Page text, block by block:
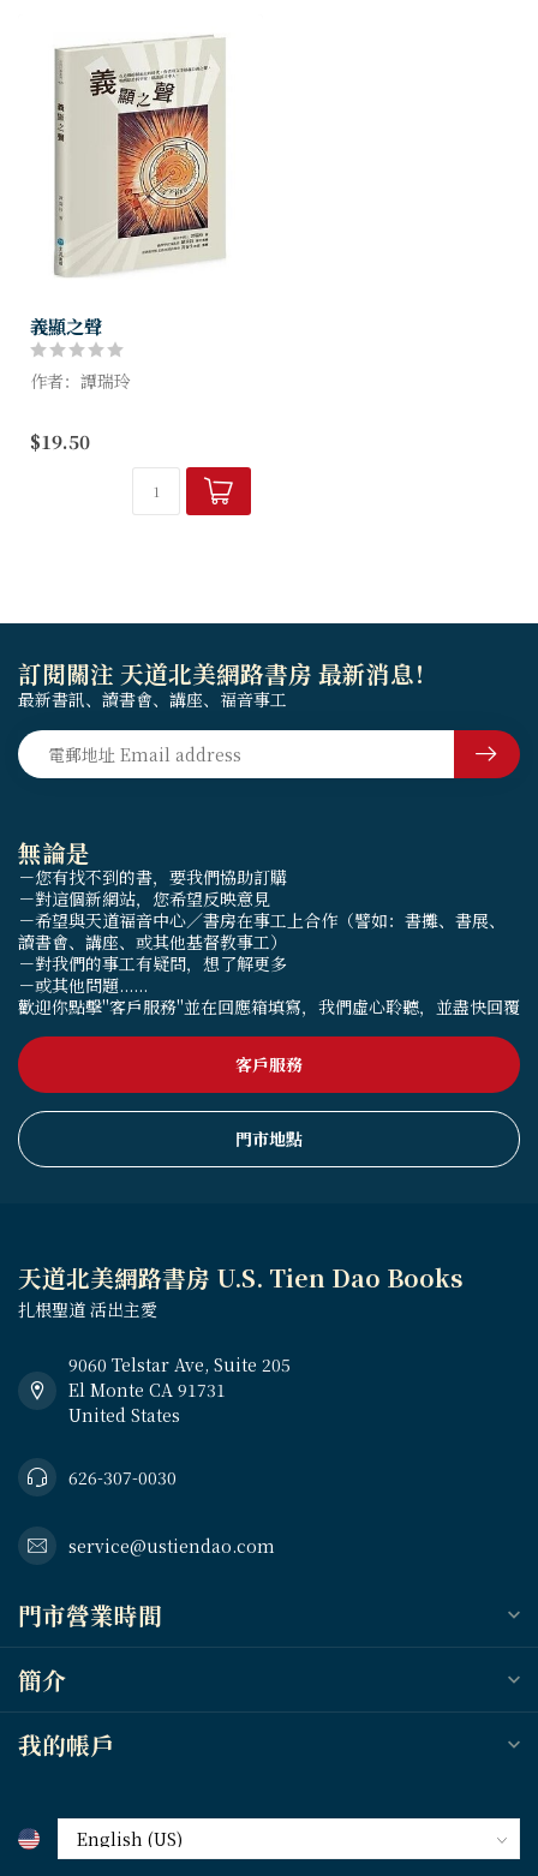
義顯之聲
作者：譚瑞玲
的書，在即將送印之際，執政
掌權的已無法容忍敲鐘者，其
推出的惡法，表面以保障國家
安全為名，實乃要令人人自
$19.50
無論是
－您有找不到的書，要我們協助訂購
－對這個新網站，您希望反映意見
－希望與天道福音中心／書房在事工上合作（譬如：書攤、書展、
讀書會、講座、或其他基督教事工）
－對我們的事工有疑問，想了解更多
－或其他問題......
歡迎你點擊"客戶服務"並在回應箱填寫，我們虛心聆聽，並盡快回覆
客戶服務
門市地點
訂閱關注 天道北美網路書房 最新消息！
最新書訊、讀書會、講座、福音事工
天道北美網路書房 U.S. Tien Dao Books
扎根聖道 活出主愛
9060 Telstar Ave, Suite 205
El Monte CA 91731
United States
626-307-0030
service@ustiendao.com
門市營業時間
簡介
我的帳戶